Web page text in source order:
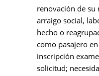
renovación de su
arraigo social,
hecho o
como pasajero
inscripción
solicitud;